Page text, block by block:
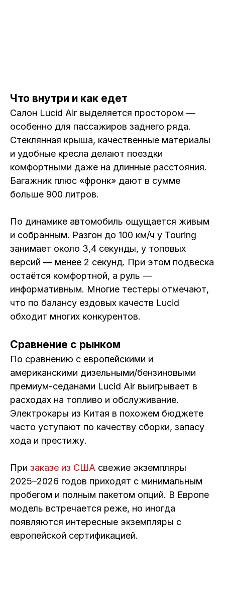
Что внутри и как едет
Салон Lucid Air выделяется простором —
особенно для пассажиров заднего ряда.
Стеклянная крыша, качественные материалы
и удобные кресла делают поездки
комфортными даже на длинные расстояния.
Багажник плюс «фронк» дают в сумме
больше 900 литров.
По динамике автомобиль ощущается живым
и собранным. Разгон до 100 км/ч у Touring
занимает около 3,4 секунды, у топовых
версий — менее 2 секунд. При этом подвеска
остаётся комфортной, а руль —
информативным. Многие тестеры отмечают,
что по балансу ездовых качеств Lucid
обходит многих конкурентов.
Сравнение с рынком
По сравнению с европейскими и
американскими дизельными/бензиновыми
премиум-седанами Lucid Air выигрывает в
расходах на топливо и обслуживание.
Электрокары из Китая в похожем бюджете
часто уступают по качеству сборки, запасу
хода и престижу.
При заказе из США свежие экземпляры
2025–2026 годов приходят с минимальным
пробегом и полным пакетом опций. В Европе
модель встречается реже, но иногда
появляются интересные экземпляры с
европейской сертификацией.